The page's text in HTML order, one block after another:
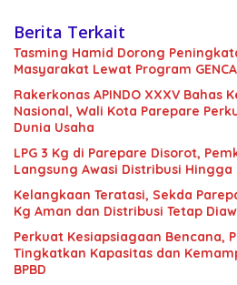
Berita Terkait
Tasming Hamid Dorong
Masyarakat Lewat Program
Rakerkonas APINDO XXXV Bahas
Nasional, Wali Kota Parepare
Dunia Usaha
LPG 3 Kg di Parepare Disorot,
Langsung Awasi Distribusi Hingga
Kelangkaan Teratasi, Sekda
Kg Aman dan Distribusi Tetap
Perkuat Kesiapsiagaan Bencana,
Tingkatkan Kapasitas dan
BPBD